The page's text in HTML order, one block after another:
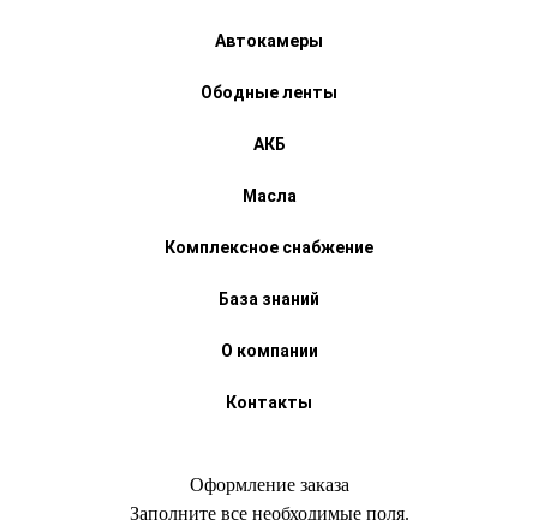
Автокамеры
Ободные ленты
АКБ
Масла
Комплексное снабжение
База знаний
О компании
Контакты
Оформление заказа
Заполните все необходимые поля.